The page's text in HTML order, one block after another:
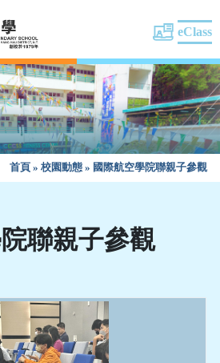
eClass
首頁 » 校園動態 » 國際航空學院聯親子參觀
聯親子參觀